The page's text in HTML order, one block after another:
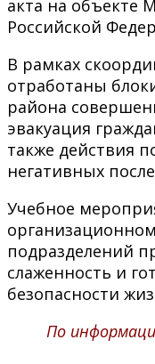
акта на объекте
Российской
В рамках
отработаны
района
эвакуация
также действия
негативных
Учебное
подразделений
слаженность и
безопасности
По